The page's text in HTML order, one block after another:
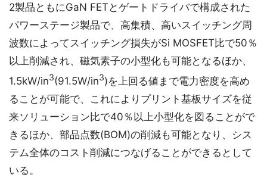
2製品ともにGaN FETとゲートドライバで構成された
パワーステージ製品で、高集積、高いスイッチング周
波数によってスイッチング損失がSi MOSFET比で50％
以上削減され、磁気素子の小型化も可能となるほか、
1.5kW/in3(91.5W/in3)を上回る値まで電力密度を高め
ることが可能で、これによりプリント基板サイズを従
来ソリューション比で40％以上小型化を図ることがで
きるほか、部品点数(BOM)の削減も可能となり、シス
テム全体のコスト削減につなげることができるとして
いる。